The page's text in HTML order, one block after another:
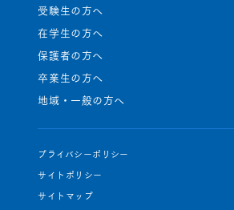
受験生の方へ
在学生の方へ
保護者の方へ
卒業生の方へ
地域・一般の方へ
プライバシーポリシー
サイトポリシー
サイトマップ